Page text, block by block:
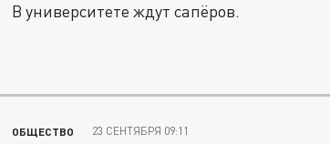
В университете ждут сапёров.
ОБЩЕСТВО 23 СЕНТЯБРЯ 09:11